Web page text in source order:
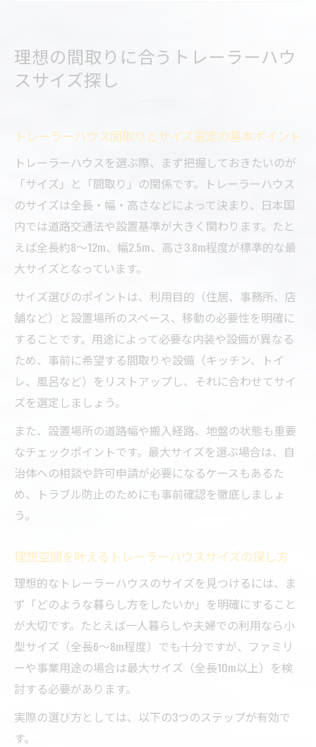
サイズ例
トレーラーハウスサイズ選びで後悔しない
トレーラーハウスサイズ比較で分かる快適
な広さ
高さや幅で見るトレーラーハウス選びの新常識
ト解説
快適性を左右するトレーラーハウス幅と高
さの違い
ンド紹介
トレーラーハウス幅・高さ選びで注意した
い点
トレーラーハウスの高さや幅が快適性に与
える影響
用途とライフスタイルから考える最適サイズ
トレーラーハウス用途別サイズ選びの実践
法
ライフスタイルに合うトレーラーハウスサ
し方で決まる
ファミリー・ソロにおすすめのトレーラー
ハウスサイズ
用途ごとのトレーラーハウスサイズ比較と
選び方
快適な居住空間に必要な間取り設計の秘訣
トレーラーハウス快適間取りの設計ポイン
トを解説
理想の間取りに合うトレーラーハウ
スサイズ探し
トレーラーハウス間取りとサイズ選定の基本ポイント
トレーラーハウスを選ぶ際、まず把握しておきたいのが
「サイズ」と「間取り」の関係です。トレーラーハウス
のサイズは全長・幅・高さなどによって決まり、日本国
内では道路交通法や設置基準が大きく関わります。たと
えば全長約8〜12m、幅2.5m、高さ3.8m程度が標準的な最
大サイズとなっています。
サイズ選びのポイントは、利用目的（住居、事務所、店
舗など）と設置場所のスペース、移動の必要性を明確に
することです。用途によって必要な内装や設備が異なる
ため、事前に希望する間取りや設備（キッチン、トイ
レ、風呂など）をリストアップし、それに合わせてサイ
ズを選定しましょう。
また、設置場所の道路幅や搬入経路、地盤の状態も重要
なチェックポイントです。最大サイズを選ぶ場合は、自
治体への相談や許可申請が必要になるケースもあるた
め、トラブル防止のためにも事前確認を徹底しましょ
う。
理想空間を叶えるトレーラーハウスサイズの探し方
理想的なトレーラーハウスのサイズを見つけるには、ま
ず「どのような暮らし方をしたいか」を明確にすること
が大切です。たとえば一人暮らしや夫婦での利用なら小
型サイズ（全長6〜8m程度）でも十分ですが、ファミリ
ーや事業用途の場合は最大サイズ（全長10m以上）を検
討する必要があります。
実際の選び方としては、以下の3つのステップが有効で
す。